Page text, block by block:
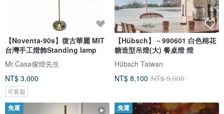
【Noventa-90s】復古華麗 MIT
台灣手工燈飾Standing lamp
Mr.Casa傢燈先生
NT$ 3,000
可客製
【Hübsch】－990601 白色棉花
糖造型吊燈(大) 餐桌燈 燈
Hübsch Taiwan
NT$ 8,100 NT$ 9,000
免運 免運